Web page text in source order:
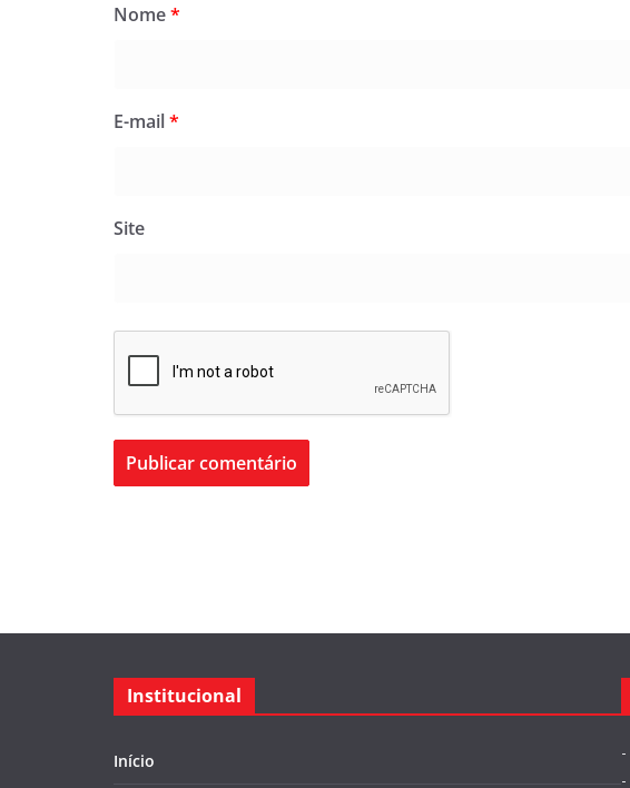
Nome*
E-mail*
Site
Institucional
Início -
-